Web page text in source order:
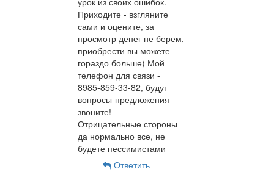
Приходите - взгляните
сами и оцените, за
просмотр денег не берем,
приобрести вы можете
гораздо больше) Мой
телефон для связи -
8985-859-33-82, будут
вопросы-предложения -
звоните!
Отрицательные стороны
да нормально все, не
будете пессимистами
Ответить